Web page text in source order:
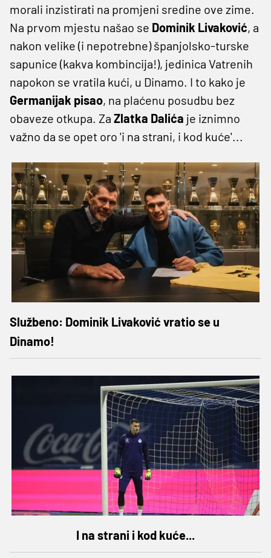
morali inzistirati na promjeni sredine ove zime.
Na prvom mjestu našao se Dominik Livaković, a
nakon velike (i nepotrebne) španjolsko-turske
sapunice (kakva kombincija!), jedinica Vatrenih
napokon se vratila kući, u Dinamo. I to kako je
Germanijak pisao, na plaćenu posudbu bez
obaveze otkupa. Za Zlatka Dalića je iznimno
važno da se opet oro 'i na strani, i kod kuće'...
Službeno: Dominik Livaković vratio se u
Dinamo!
I na strani i kod kuće...